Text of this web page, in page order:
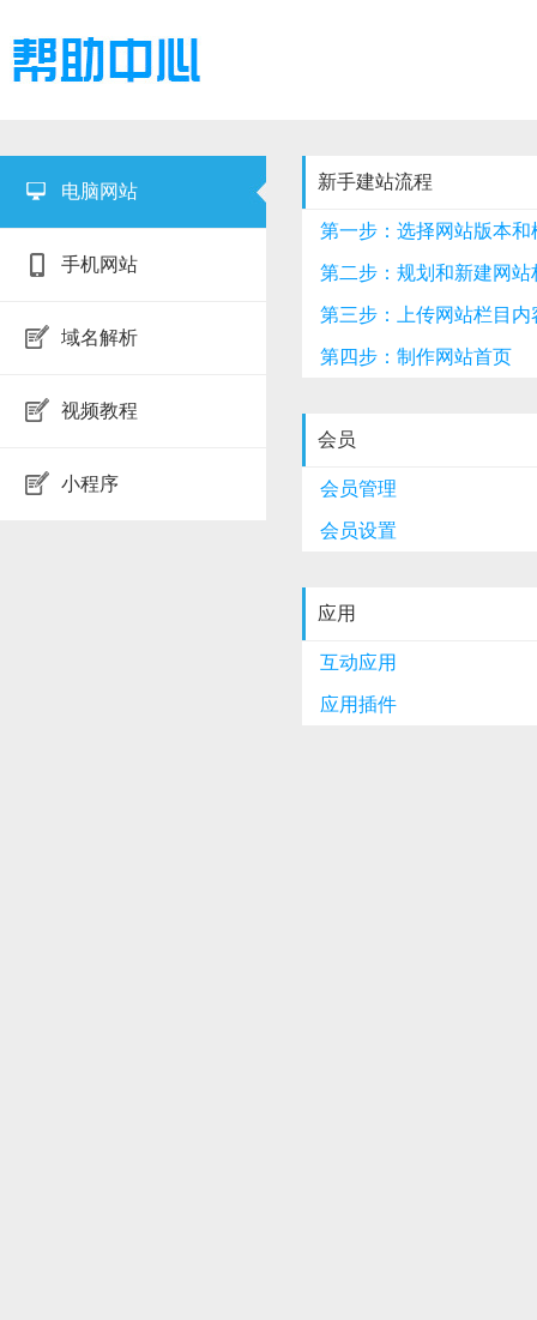
电脑网站
手机网站
域名解析
视频教程
小程序
新手建站流程
第一步：选择网站版本和
第二步：规划和新建网站
第三步：上传网站栏目内
第四步：制作网站首页
会员
会员管理
会员设置
应用
互动应用
应用插件